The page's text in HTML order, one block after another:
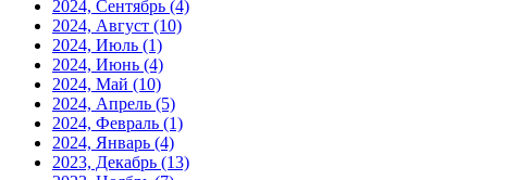
2024, Сентябрь (4)
2024, Август (10)
2024, Июль (1)
2024, Июнь (4)
2024, Май (10)
2024, Апрель (5)
2024, Февраль (1)
2024, Январь (4)
2023, Декабрь (13)